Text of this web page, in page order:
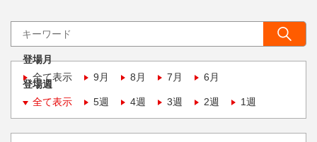
登場月
全て表示
9月 8月 7月 6月
登場週
全て表示
5週 4週 3週 2週 1週